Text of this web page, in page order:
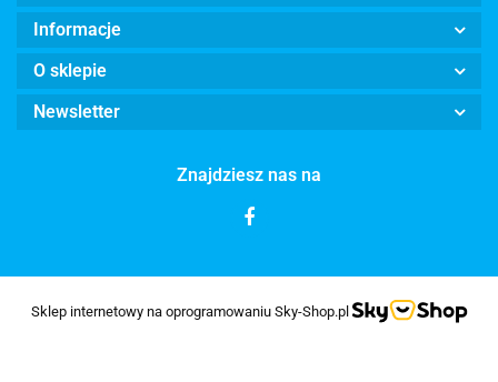
Informacje
O sklepie
Newsletter
Znajdziesz nas na
Sklep internetowy na oprogramowaniu Sky-Shop.pl